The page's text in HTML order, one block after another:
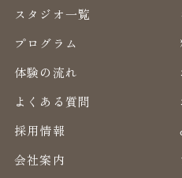
スタジオ一覧
プログラム
体験の流れ
よくある質問
採用情報
会社案内